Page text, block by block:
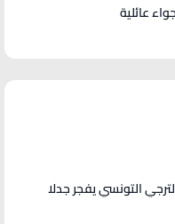
عائلية